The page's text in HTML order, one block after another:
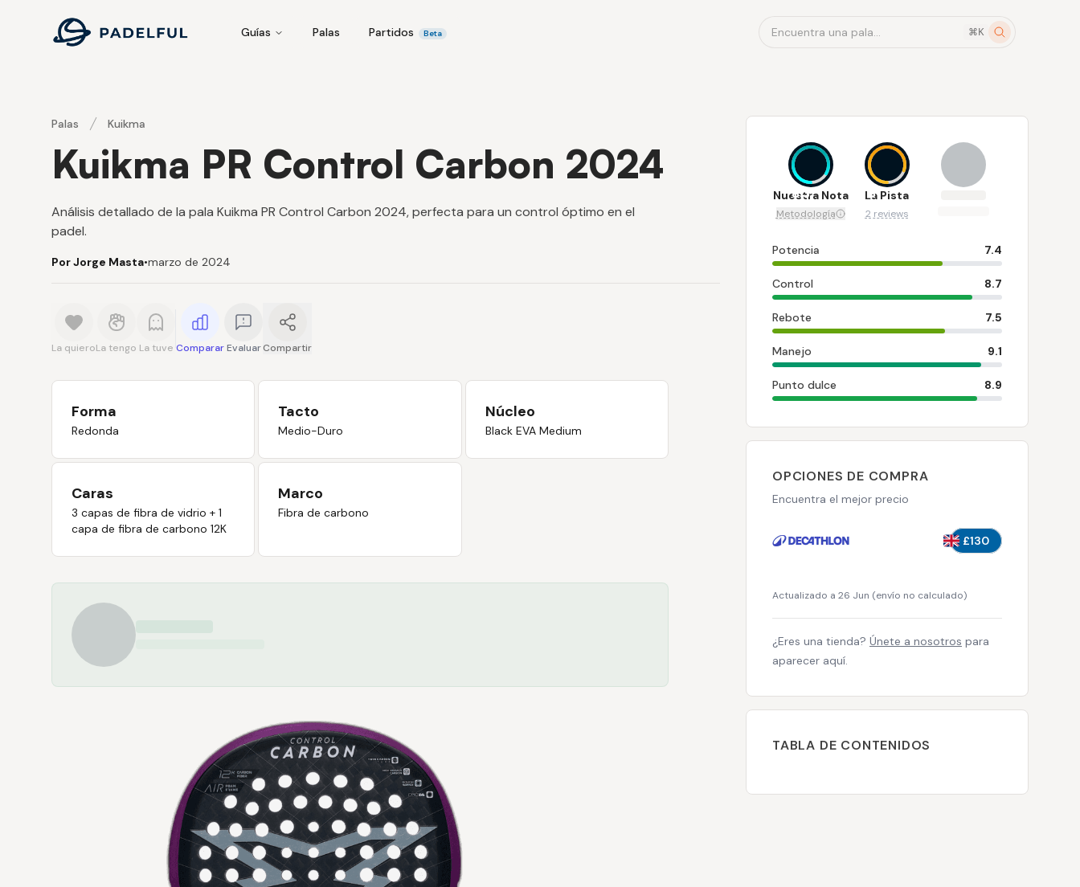
Padelful
Guías Palas Partidos Beta Encuentra una pala... ⌘K
Palas Kuikma
Kuikma PR Control Carbon 2024
Análisis detallado de la pala Kuikma PR Control Carbon 2024, perfecta para un control óptimo en el
padel.
Por Jorge Masta•marzo de 2024
La quieroLa tengo La tuve CompararEvaluar Compartir
Forma
Redonda
Tacto
Medio-Duro
Núcleo
Black EVA Medium
Caras
3 capas de fibra de vidrio + 1
capa de fibra de carbono 12K
Marco
Fibra de carbono
8.3
Nuestra Nota
Metodología
8
La Pista
2 reviews
Potencia 7.4
Control 8.7
Rebote 7.5
Manejo 9.1
Punto dulce 8.9
OPCIONES DE COMPRA
Encuentra el mejor precio
£130
Actualizado a 26 Jun (envío no calculado)
¿Eres una tienda? Únete a nosotros para
aparecer aquí.
TABLA DE CONTENIDOS